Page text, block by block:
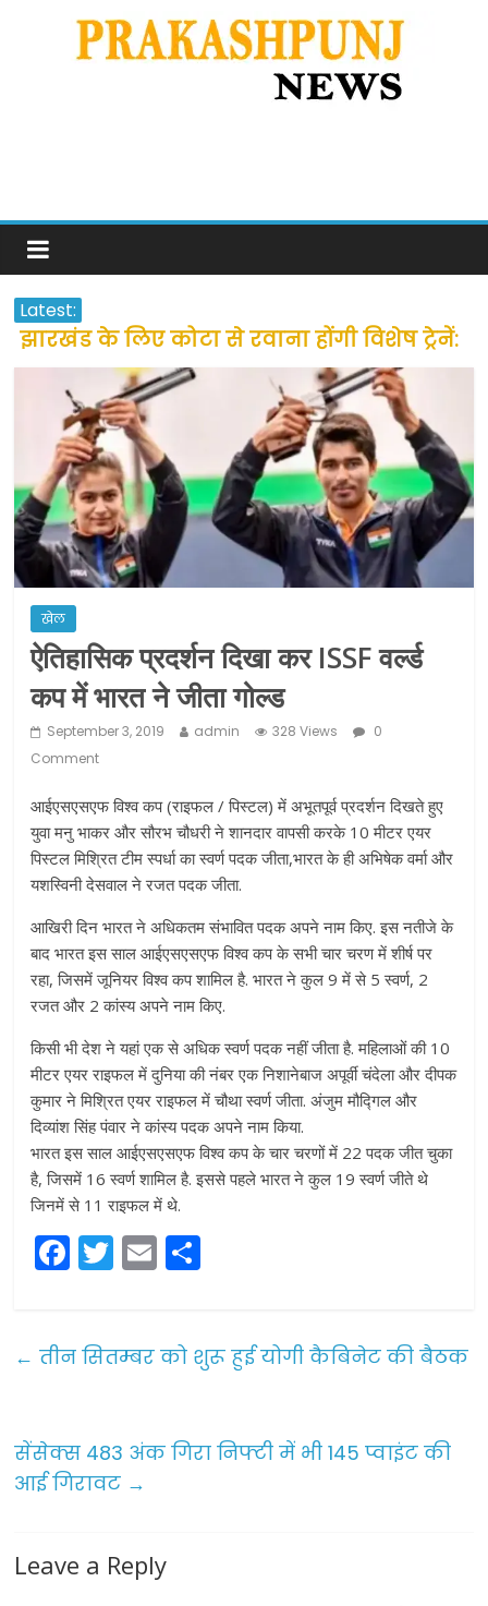
Latest:
झारखंड के लिए कोटा से रवाना होंगी विशेष ट्रेनें:
सीएम हेमंत सोरेन
उत्तराखंड के अन्य राज्यों में फंसे लोगों की जल्द
होगी घर वापसी
प्रवासियों व मजदूरों को दी गई छूट के बाद लोगो
ने कराया पंजीयन: राजस्थान सरकार
शराब और पान की दुकानों को ग्रीन जोन में
खोलने की मिली इजाजत: गृह मंत्रालय
दो हफ्ते के लिए बढ़ाया लॉकडाउन: गृह मंत्रालय
खेल
ऐतिहासिक प्रदर्शन दिखा कर ISSF वर्ल्ड
कप में भारत ने जीता गोल्ड
September 3, 2019 admin 328 Views
0
Comment
आईएसएसएफ विश्व कप (राइफल / पिस्टल) में अभूतपूर्व प्रदर्शन दिखते हुए
युवा मनु भाकर और सौरभ चौधरी ने शानदार वापसी करके 10 मीटर एयर
पिस्टल मिश्रित टीम स्पर्धा का स्वर्ण पदक जीता,भारत के ही अभिषेक वर्मा और
यशस्विनी देसवाल ने रजत पदक जीता.
आखिरी दिन भारत ने अधिकतम संभावित पदक अपने नाम किए. इस नतीजे के
बाद भारत इस साल आईएसएसएफ विश्व कप के सभी चार चरण में शीर्ष पर
रहा, जिसमें जूनियर विश्व कप शामिल है. भारत ने कुल 9 में से 5 स्वर्ण, 2
रजत और 2 कांस्य अपने नाम किए.
किसी भी देश ने यहां एक से अधिक स्वर्ण पदक नहीं जीता है. महिलाओं की 10
मीटर एयर राइफल में दुनिया की नंबर एक निशानेबाज अपूर्वी चंदेला और दीपक
कुमार ने मिश्रित एयर राइफल में चौथा स्वर्ण जीता. अंजुम मौद्गिल और
दिव्यांश सिंह पंवार ने कांस्य पदक अपने नाम किया.
भारत इस साल आईएसएसएफ विश्व कप के चार चरणों में 22 पदक जीत चुका
है, जिसमें 16 स्वर्ण शामिल है. इससे पहले भारत ने कुल 19 स्वर्ण जीते थे
जिनमें से 11 राइफल में थे.
F
e
o
k
T
er
E
l e
← तीन सितम्बर को शुरू हुई योगी कैबिनेट की बैठक
सेंसेक्स 483 अंक गिरा निफ्टी में भी 145 प्वाइंट की
आई गिरावट →
Leave a Reply